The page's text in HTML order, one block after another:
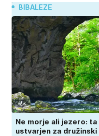
BIBALEZE
Ne morje ali jezero:
ustvarjen za